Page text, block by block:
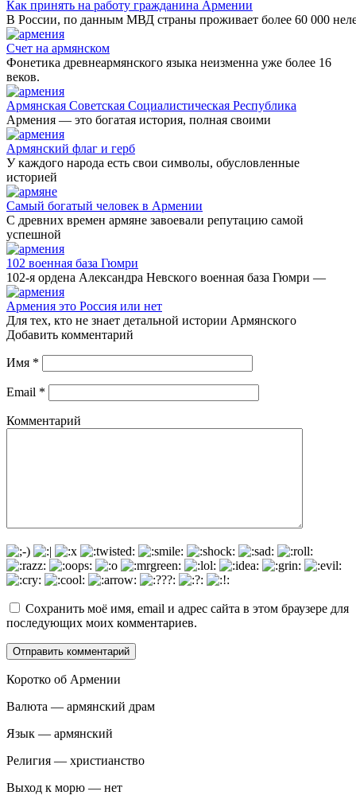
Как принять на работу гражданина Армении
В России, по данным МВД страны проживает более 60 000
Счет на армянском
Фонетика древнеармянского языка неизменна уже более 16
веков.
Армянская Советская Социалистическая Республика
Армения — это богатая история, полная своими
Армянский флаг и герб
У каждого народа есть свои символы, обусловленные
историей
Самый богатый человек в Армении
С древних времен армяне завоевали репутацию самой
успешной
102 военная база Гюмри
102-я ордена Александра Невского военная база Гюмри —
Армения это Россия или нет
Для тех, кто не знает детальной истории Армянского
Добавить комментарий
Имя *
Email *
Комментарий
Сохранить моё имя, email и адрес сайта в этом браузере для
последующих моих комментариев.
Коротко об Армении
Валюта — армянский драм
Язык — армянский
Религия — христианство
Выход к морю — нет